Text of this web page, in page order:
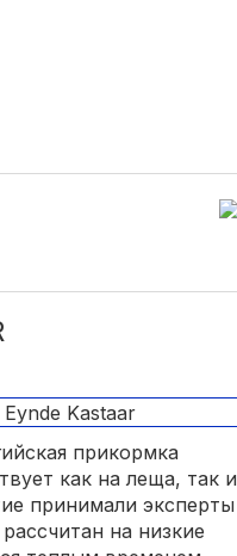
прикормка
как на леща, так и
принимали эксперты
на низкие